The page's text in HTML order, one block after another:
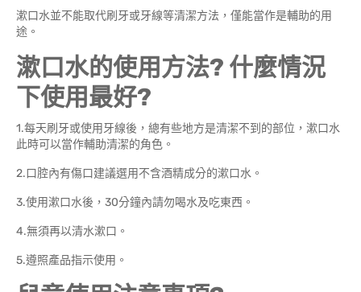
漱口水並不能取代刷牙或牙線等清潔方法，僅能當作是輔助的用
途。
漱口水的使用方法? 什麼情況
下使用最好?
1.每天刷牙或使用牙線後，總有些地方是清潔不到的部位，漱口水
此時可以當作輔助清潔的角色。
2.口腔內有傷口建議選用不含酒精成分的漱口水。
3.使用漱口水後，30分鐘內請勿喝水及吃東西。
4.無須再以清水漱口。
5.遵照產品指示使用。